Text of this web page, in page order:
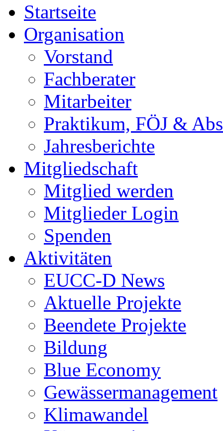
Startseite
Organisation
Vorstand
Fachberater
Mitarbeiter
Praktikum, FÖJ &
Jahresberichte
Mitgliedschaft
Mitglied werden
Mitglieder Login
Spenden
Aktivitäten
EUCC-D News
Aktuelle Projekte
Beendete Projekte
Bildung
Blue Economy
Gewässermanagement
Klimawandel